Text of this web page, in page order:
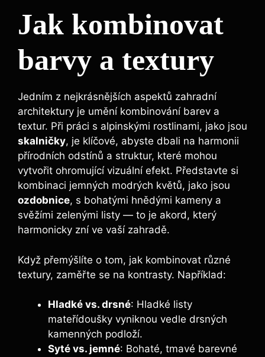
Jak kombinovat
barvy a textury
Jedním z nejkrásnějších aspektů zahradní
architektury je umění kombinování barev a
textur. Při práci s alpinskými rostlinami, jako jsou
skalničky, je klíčové, abyste dbali na harmonii
přírodních odstínů a struktur, které mohou
vytvořit ohromující vizuální efekt. Představte si
kombinaci jemných modrých květů, jako jsou
ozdobnice, s bohatými hnědými kameny a
svěžími zelenými listy — to je akord, který
harmonicky zní ve vaší zahradě.
Když přemýšlíte o tom, jak kombinovat různé
textury, zaměřte se na kontrasty. Například:
Hladké vs. drsné: Hladké listy
mateřídoušky vyniknou vedle drsných
kamenných podloží.
Syté vs. jemné: Bohaté, tmavé barevné